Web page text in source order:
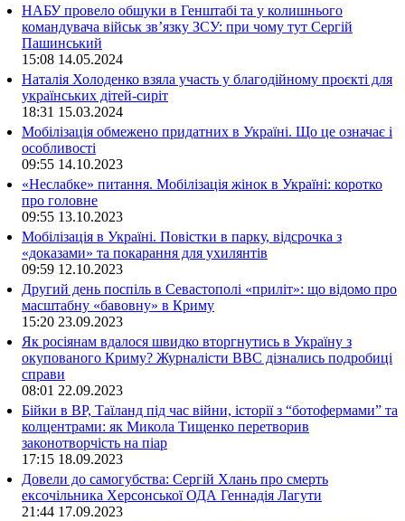
НАБУ провело обшуки в Генштабі та у колишнього
командувача військ зв’язку ЗСУ: при чому тут Сергій
Пашинський
15:08 14.05.2024
Наталія Холоденко взяла участь у благодійному проєкті для
українських дітей-сиріт
18:31 15.03.2024
Мобілізація обмежено придатних в Україні. Що це означає і
особливості
09:55 14.10.2023
«Неслабке» питання. Мобілізація жінок в Україні: коротко
про головне
09:55 13.10.2023
Мобілізація в Україні. Повістки в парку, відсрочка з
«доказами» та покарання для ухилянтів
09:59 12.10.2023
Другий день поспіль в Севастополі «приліт»: що відомо про
масштабну «бавовну» в Криму
15:20 23.09.2023
Як росіянам вдалося швидко вторгнутись в Україну з
окупованого Криму? Журналісти ВВС дізнались подробиці
справи
08:01 22.09.2023
Бійки в ВР, Таїланд під час війни, історії з “ботофермами” та
колцентрами: як Микола Тищенко перетворив
законотворчість на піар
17:15 18.09.2023
Довели до самогубства: Сергій Хлань про смерть
ексочільника Херсонської ОДА Геннадія Лагути
21:44 17.09.2023